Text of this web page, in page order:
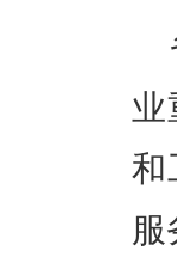
业
和
服